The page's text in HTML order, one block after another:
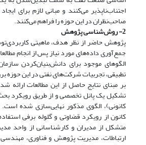
اجتناب‌ناپذیر می‌کنند و مبانی لازم برای
صاحب‌نظران در این حوزه را فراهم می‌کنند.
2- روش‌شناسی پژوهش
پژوهش حاضر از نظر هدف، ماهیتی
جمع‌آوری داده‌های مورد نیاز پس از انجام
الگوهای موجود برای دانش‌بنیان‌کردن
تطبیقی، تجربیات شرکت‌های نفتی در این حوزه
بر مبنای نتایج حاصل از این مطالعات ارائه
تشکیل یک پانل تخصصی و از طریق رویکرد
کانونی)، الگوی مذکور نهایی‌سازی شده
کانون از رویکرد قضاوتی و گلوله برفی
متشکل از مدیران و کارشناسانی از واحد
ارتباطات، مدیریت پژوهش و فناوری،